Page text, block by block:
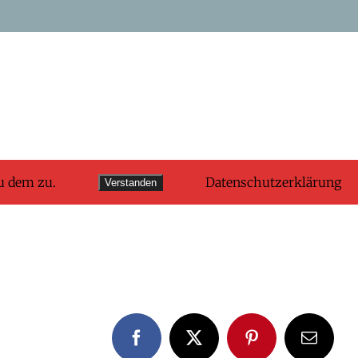
FacebookX PinterestE-
dem zu. Verstanden Datenschutzerklärung